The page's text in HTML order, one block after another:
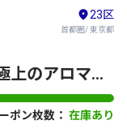
23区
首都圏/ 東京都
上のアロマオ
ースHIS限定
ポン枚数： 在庫あり